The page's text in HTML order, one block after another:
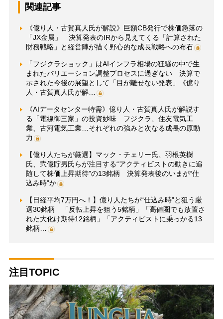
関連記事
《億り人・古賀真人氏が解説》巨額CB発行で株価急落の
「JX金属」 決算発表のIRから見えてくる「計算された
財務戦略」と経営陣が描く野心的な成長戦略への布石
「フジクラショック」はAIインフラ相場の狂騒の中で生
まれたバリエーション調整プロセスに過ぎない 決算で
示された今後の展望として「目が離せない発表」《億り
人・古賀真人氏が解…
《AIデータセンター特需》億り人・古賀真人氏が解説す
る「電線御三家」の投資妙味 フジクラ、住友電気工
業、古河電気工業…それぞれの強みと次なる成長の原動
力
【億り人たちが厳選】マック・チェリー氏、羽根英樹
氏、弐億貯男氏らが注目する“アクティビストの動きに追
随して株価上昇期待”の13銘柄 決算発表後のいまが“仕
込み時”か
【日経平均7万円へ！】億り人たちが“仕込み時”と狙う厳
選30銘柄 「反転上昇を狙う5銘柄」「高値圏でも放置さ
れた大化け期待12銘柄」「アクティビストに乗っかる13
銘柄…
注目TOPIC